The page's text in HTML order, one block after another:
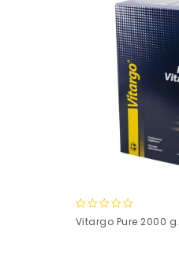
0
Vitargo Pure 2000 g.